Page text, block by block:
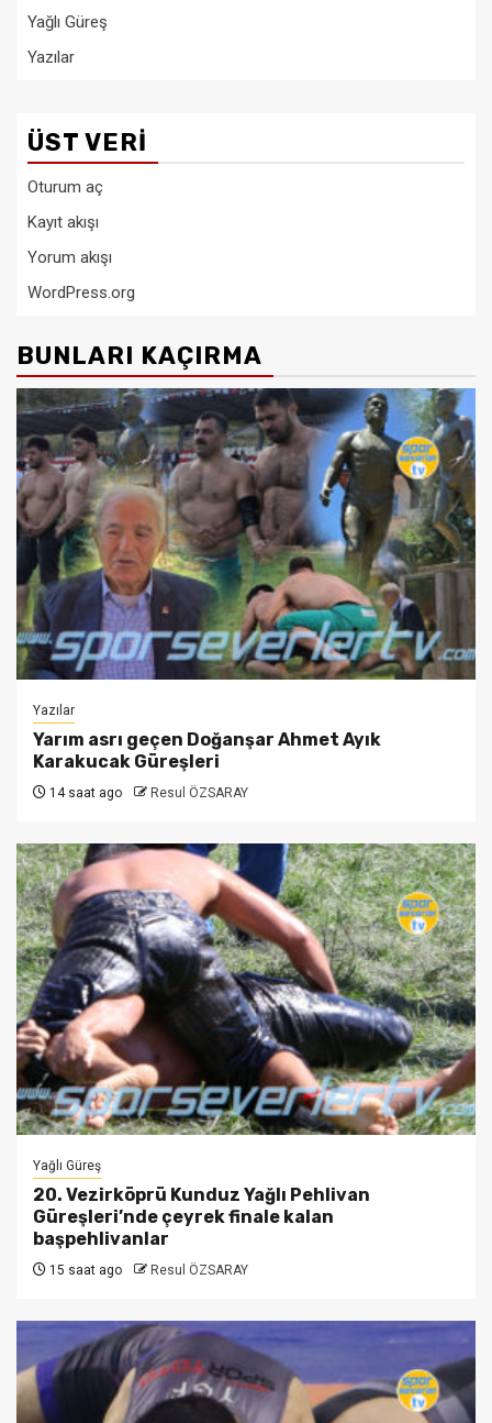
Yağlı Güreş
Yazılar
ÜST VERI
Oturum aç
Kayıt akışı
Yorum akışı
WordPress.org
BUNLARI KAÇIRMA
Yazılar
Yarım asrı geçen Doğanşar Ahmet Ayık
Karakucak Güreşleri
14 saat ago Resul ÖZSARAY
Yağlı Güreş
20. Vezirköprü Kunduz Yağlı Pehlivan
Güreşleri’nde çeyrek finale kalan
başpehlivanlar
15 saat ago Resul ÖZSARAY